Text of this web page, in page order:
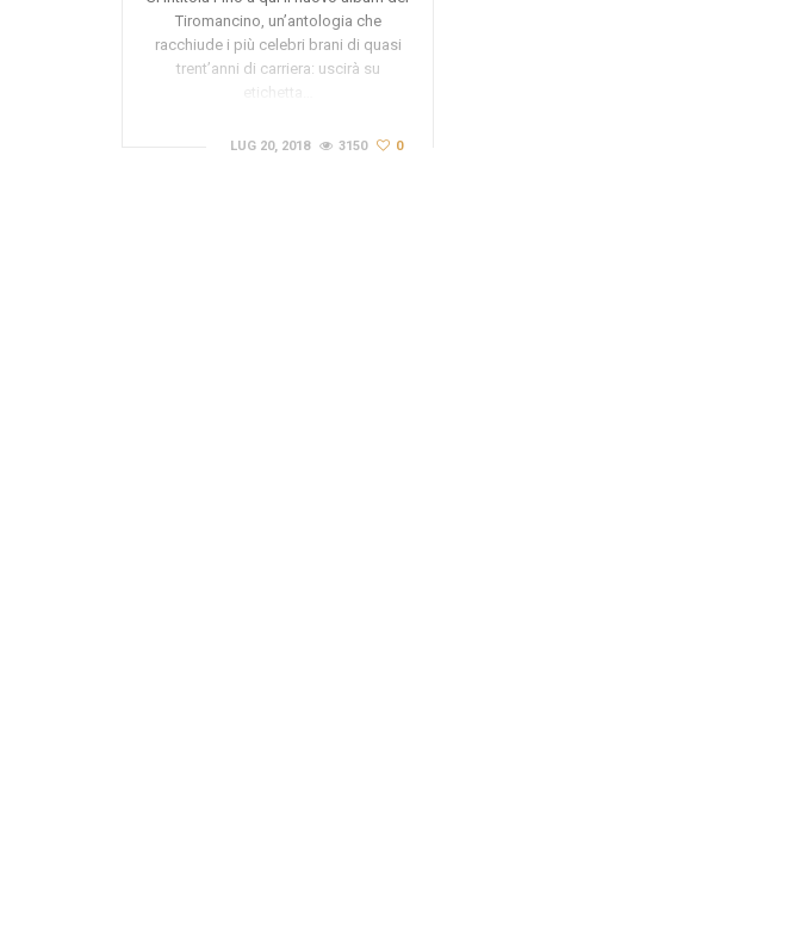
Tiromancino, un’antologia che
racchiude i più celebri brani di quasi
trent’anni di carriera: uscirà su
etichetta…
LUG 20, 2018 3150 0